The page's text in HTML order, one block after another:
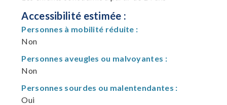
Accessibilité estimée :
Personnes à mobilité réduite :
Non
Personnes aveugles ou malvoyantes :
Non
Personnes sourdes ou malentendantes :
Oui